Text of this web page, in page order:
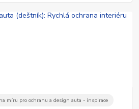
míru pro ochranu a design auta - inspirace